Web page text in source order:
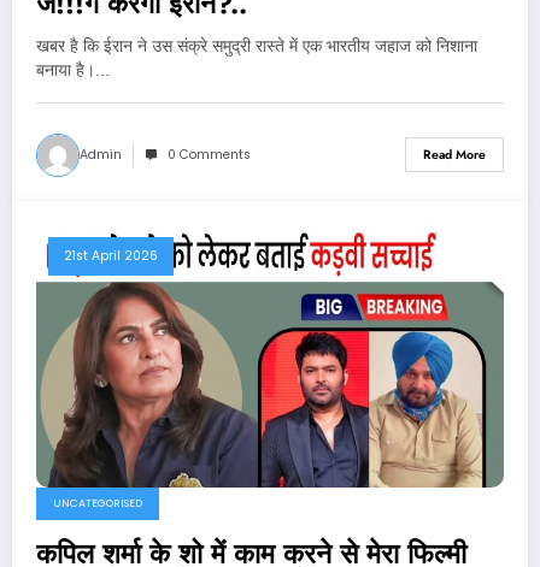
खबर है कि ईरान ने उस संक्रे समुद्री रास्ते में एक भारतीय जहाज को निशाना
बनाया है।…
Admin 0 Comments Read More
21st April 2026
UNCATEGORISED
कपिल शर्मा के शो में काम करने से मेरा फिल्मी